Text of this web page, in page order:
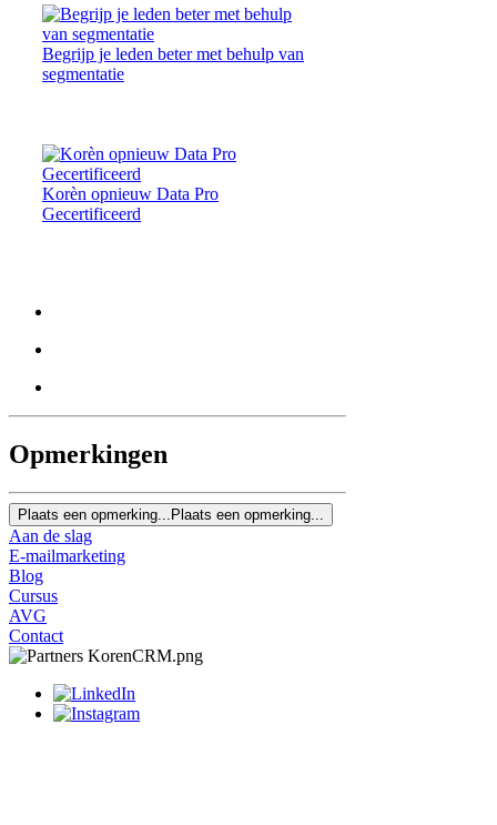
Begrijp je leden beter met behulp van
segmentatie
Korèn opnieuw Data Pro
Gecertificeerd
Opmerkingen
Plaats een opmerking... Plaats een opmerking...
Aan de slag
E-mailmarketing
Blog
Cursus
AVG
Contact